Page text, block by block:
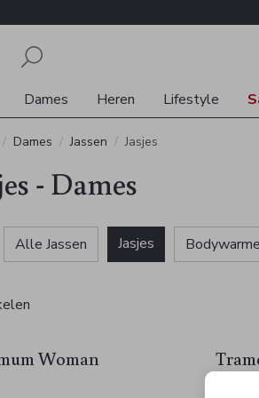
Dames Heren Lifestyle
Dames Jassen Jasjes
- Dames
Alle Jassen Jasjes
Woman